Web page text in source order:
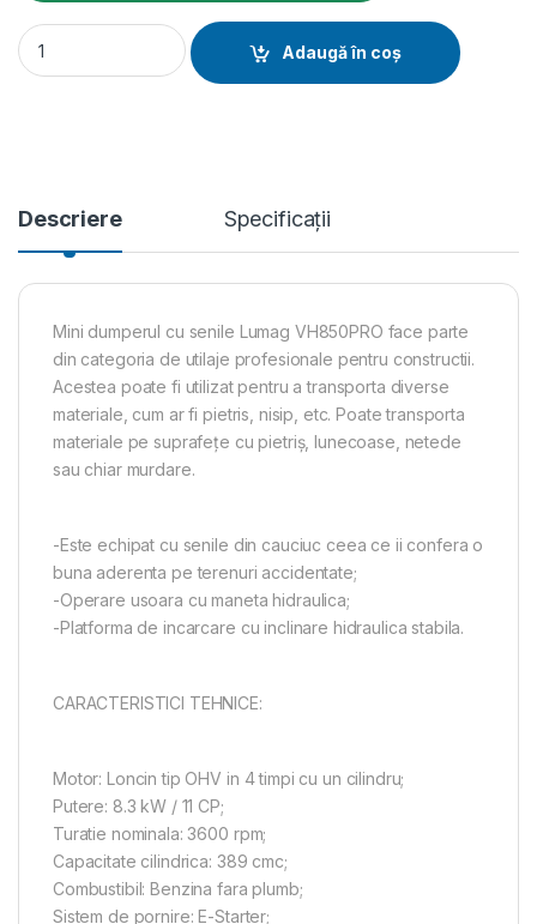
Mini dumper cu șenile 389 cc VH850PRO quantity
Adaugă în coș
Descriere Specificații
Mini dumperul cu senile Lumag VH850PRO face parte
din categoria de utilaje profesionale pentru constructii.
Acestea poate fi utilizat pentru a transporta diverse
materiale, cum ar fi pietris, nisip, etc. Poate transporta
materiale pe suprafețe cu pietriș, lunecoase, netede
sau chiar murdare.
-Este echipat cu senile din cauciuc ceea ce ii confera o
buna aderenta pe terenuri accidentate;
-Operare usoara cu maneta hidraulica;
-Platforma de incarcare cu inclinare hidraulica stabila.
CARACTERISTICI TEHNICE:
Motor: Loncin tip OHV in 4 timpi cu un cilindru;
Putere: 8.3 kW / 11 CP;
Turatie nominala: 3600 rpm;
Capacitate cilindrica: 389 cmc;
Combustibil: Benzina fara plumb;
Sistem de pornire: E-Starter;